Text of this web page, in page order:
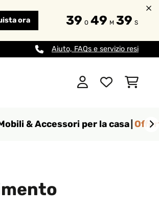
ora 39 O 49 M 37 S
Aiuto, FAQs e servizio resi
& Accessori per la casa